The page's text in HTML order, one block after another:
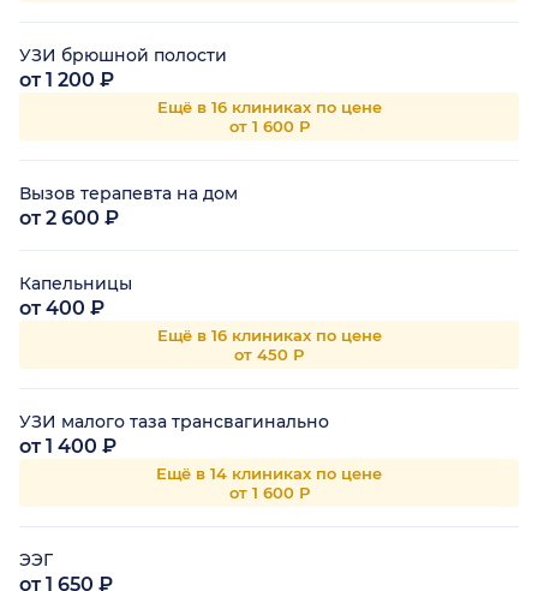
УЗИ брюшной полости
от 1 200 ₽
Ещё в 16 клиниках по цене
от 1 600 Р
Вызов терапевта на дом
от 2 600 ₽
Капельницы
от 400 ₽
Ещё в 16 клиниках по цене
от 450 Р
УЗИ малого таза трансвагинально
от 1 400 ₽
Ещё в 14 клиниках по цене
от 1 600 Р
ЭЭГ
от 1 650 ₽